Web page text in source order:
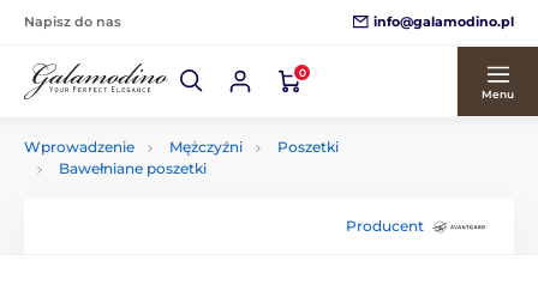
Napisz do nas info@galamodino.pl
0
Menu
Wprowadzenie Mężczyźni
Poszetki
Bawełniane poszetki
Producent